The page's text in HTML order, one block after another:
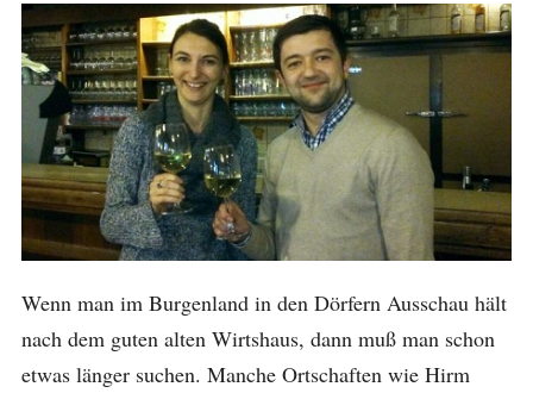
Wenn man im Burgenland in den Dörfern Ausschau hält
nach dem guten alten Wirtshaus, dann muß man schon
etwas länger suchen. Manche Ortschaften wie Hirm